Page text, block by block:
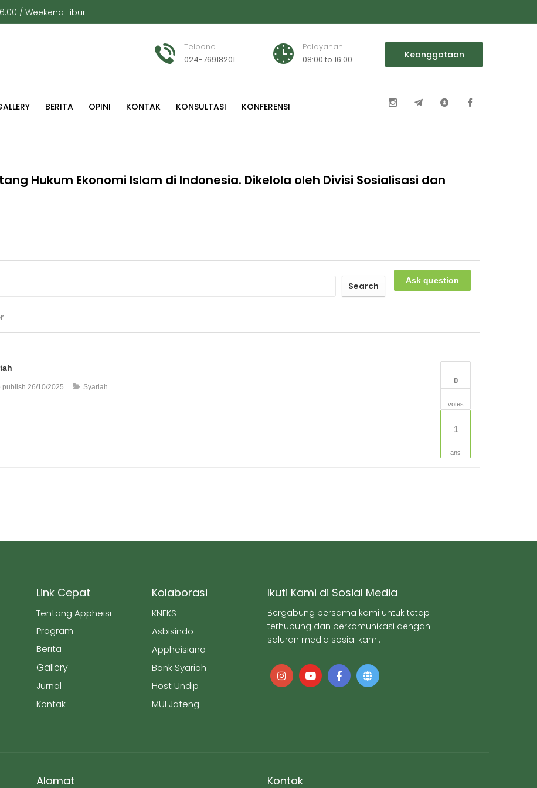
/ Weekend Libur
Telpone
024-76918201
Pelayanan
08:00 to 16:00
Keanggotaan
BERITA OPINI KONTAK KONSULTASI KONFERENSI
Hukum Ekonomi Islam di Indonesia. Dikelola oleh Divisi Sosialisasi dan
Ask question
Search
0
votes
1
ans
publish 26/10/2025 Syariah
Link Cepat
Tentang Appheisi
Program
Berita
Gallery
Jurnal
Kontak
Kolaborasi
KNEKS
Asbisindo
Appheisiana
Bank Syariah
Host Undip
MUI Jateng
Ikuti Kami di Sosial Media
Bergabung bersama kami untuk tetap
terhubung dan berkomunikasi dengan
saluran media sosial kami.
Alamat Kontak